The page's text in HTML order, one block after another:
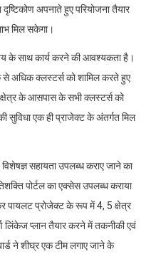
दृष्टिकोण अपनाते हुए परियोजना तैयार
मिल सकेगा।
के साथ कार्य करने की आवश्यकता है।
से अधिक क्लस्टर्स को शामिल करते हुए
के आसपास के सभी क्लस्टर्स को
सुविधा एक ही प्राजेक्ट के अंतर्गत मिल
सहायता उपलब्ध कराए जाने का
पोर्टल का एक्सेस उपलब्ध कराया
पायलट प्रोजेक्ट के रूप में 4, 5 क्षेत्र
लिंकेज प्लान तैयार करने में तकनीकी एवं
ने शीघ्र एक टीम लगाए जाने के